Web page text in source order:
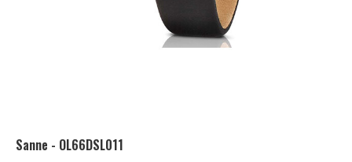
Sanne - OL66DSL011